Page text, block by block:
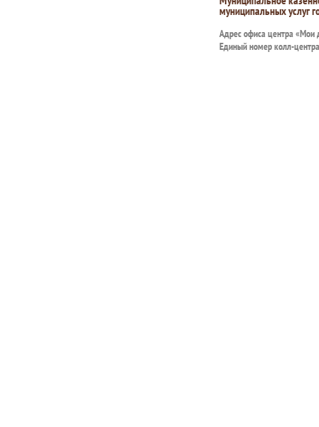
муниципальных услуг
Адрес офиса центра «Мои
Единый номер колл-